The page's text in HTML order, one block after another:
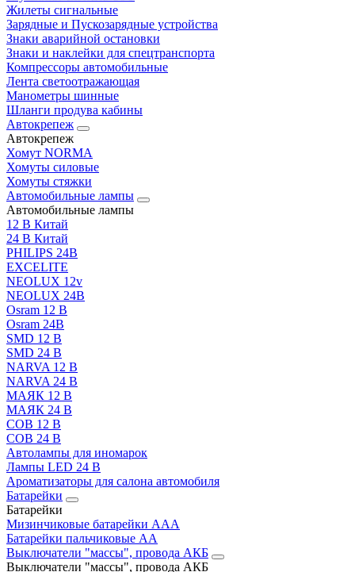
Жилеты сигнальные
Зарядные и Пускозарядные устройства
Знаки аварийной остановки
Знаки и наклейки для спецтранспорта
Компрессоры автомобильные
Лента светоотражающая
Манометры шинные
Шланги продува кабины
Автокрепеж
Автокрепеж
Хомут NORMA
Хомуты силовые
Хомуты стяжки
Автомобильные лампы
Автомобильные лампы
12 В Китай
24 В Китай
PHILIPS 24В
EXCELITE
NEOLUX 12v
NEOLUX 24В
Osram 12 В
Osram 24В
SMD 12 В
SMD 24 В
NARVA 12 В
NARVA 24 В
МАЯК 12 В
МАЯК 24 В
COB 12 В
COB 24 В
Автолампы для иномарок
Лампы LED 24 B
Ароматизаторы для салона автомобиля
Батарейки
Батарейки
Мизинчиковые батарейки AAA
Батарейки пальчиковые АА
Выключатели "массы", провода АКБ
Выключатели "массы", провода АКБ